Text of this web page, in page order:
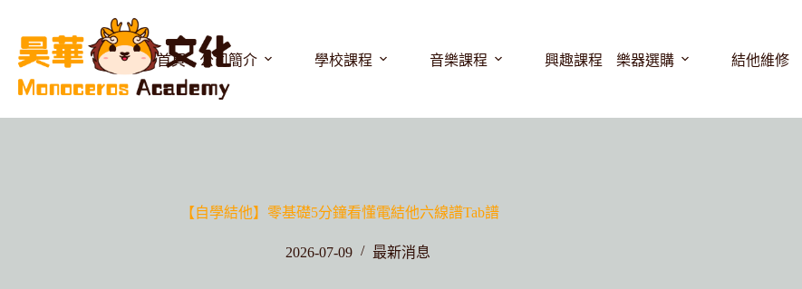
首頁 公司簡介 學校課程 音樂課程 興趣課程 樂器選購 結他維修
【自學結他】零基礎5分鐘看懂電結他六線譜Tab譜
2026-07-09 最新消息